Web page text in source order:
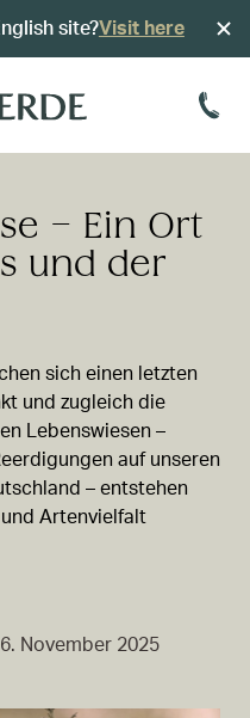
site?Visit here
– Ein Ort
und der
sich einen letzten
und zugleich die
Lebenswiesen –
auf unseren
– entstehen
Artenvielfalt
November 2025